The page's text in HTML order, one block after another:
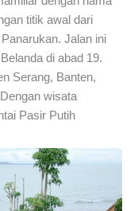
titik awal dari
Jalan ini
di abad 19.
Serang, Banten,
wisata
Pasir Putih